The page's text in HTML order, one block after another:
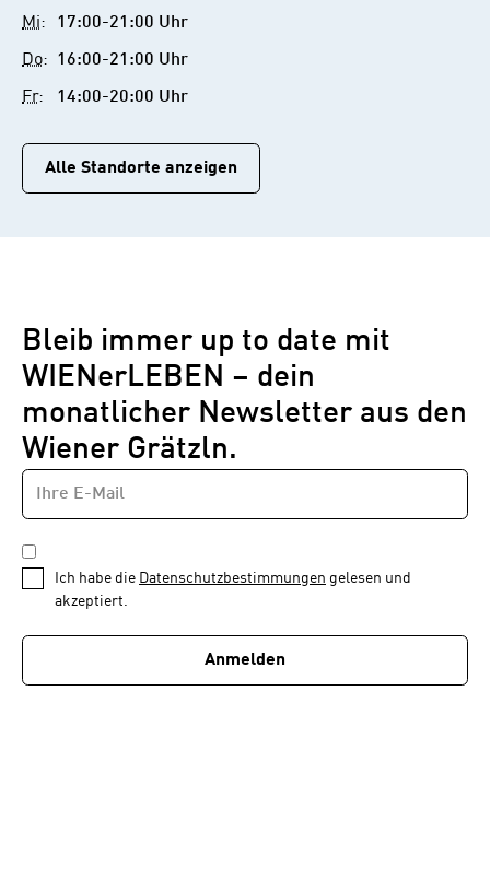
Mi: 17:00-21:00 Uhr
Do: 16:00-21:00 Uhr
Fr: 14:00-20:00 Uhr
Alle Standorte anzeigen
Bleib immer up to date mit
WIENerLEBEN – dein
monatlicher Newsletter aus den
Wiener Grätzln.
Newsletter
1
von
E-
MAIL-
ADRESSE
DATENSCHUTZBESTIMMUNGEN
*
Ich habe die Datenschutzbestimmungen gelesen und
akzeptiert.
Anmelden